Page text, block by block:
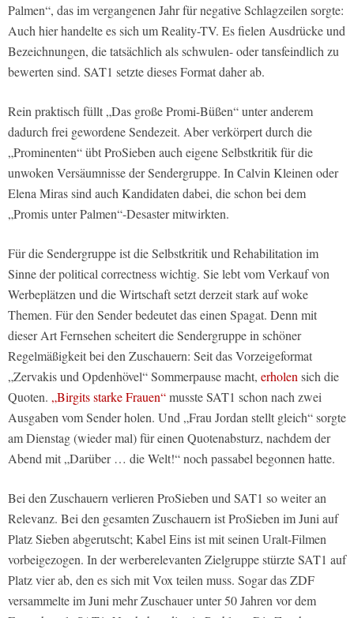
Palmen“, das im vergangenen Jahr für negative Schlagzeilen sorgte:
Auch hier handelte es sich um Reality-TV. Es fielen Ausdrücke und
Bezeichnungen, die tatsächlich als schwulen- oder tansfeindlich zu
bewerten sind. SAT1 setzte dieses Format daher ab.
Rein praktisch füllt „Das große Promi-Büßen“ unter anderem
dadurch frei gewordene Sendezeit. Aber verkörpert durch die
„Prominenten“ übt ProSieben auch eigene Selbstkritik für die
unwoken Versäumnisse der Sendergruppe. In Calvin Kleinen oder
Elena Miras sind auch Kandidaten dabei, die schon bei dem
„Promis unter Palmen“-Desaster mitwirkten.
Für die Sendergruppe ist die Selbstkritik und Rehabilitation im
Sinne der political correctness wichtig. Sie lebt vom Verkauf von
Werbeplätzen und die Wirtschaft setzt derzeit stark auf woke
Themen. Für den Sender bedeutet das einen Spagat. Denn mit
dieser Art Fernsehen scheitert die Sendergruppe in schöner
Regelmäßigkeit bei den Zuschauern: Seit das Vorzeigeformat
„Zervakis und Opdenhövel“ Sommerpause macht, erholen sich die
Quoten. „Birgits starke Frauen“musste SAT1 schon nach zwei
Ausgaben vom Sender holen. Und „Frau Jordan stellt gleich“ sorgte
am Dienstag (wieder mal) für einen Quotenabsturz, nachdem der
Abend mit „Darüber … die Welt!“ noch passabel begonnen hatte.
Bei den Zuschauern verlieren ProSieben und SAT1 so weiter an
Relevanz. Bei den gesamten Zuschauern ist ProSieben im Juni auf
Platz Sieben abgerutscht; Kabel Eins ist mit seinen Uralt-Filmen
vorbeigezogen. In der werberelevanten Zielgruppe stürzte SAT1 auf
Platz vier ab, den es sich mit Vox teilen muss. Sogar das ZDF
versammelte im Juni mehr Zuschauer unter 50 Jahren vor dem